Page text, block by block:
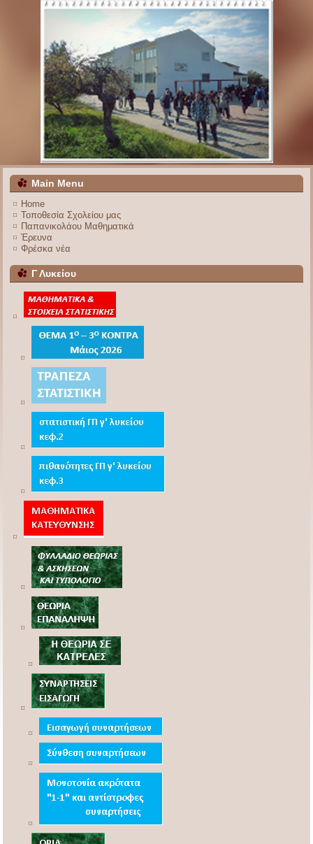
Main Menu
Home
Τοποθεσία Σχολείου μας
Παπανικολάου Μαθηματικά
Έρευνα
Φρέσκα νέα
Γ Λυκείου